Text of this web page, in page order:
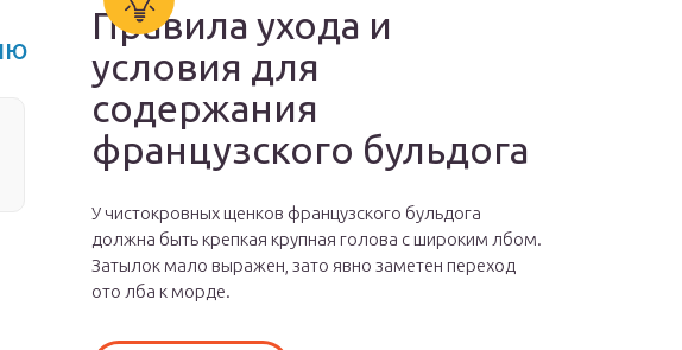
Правила ухода и
условия для
содержания
французского бульдога
У чистокровных щенков французского бульдога
должна быть крепкая крупная голова с широким лбом.
Затылок мало выражен, зато явно заметен переход
ото лба к морде.